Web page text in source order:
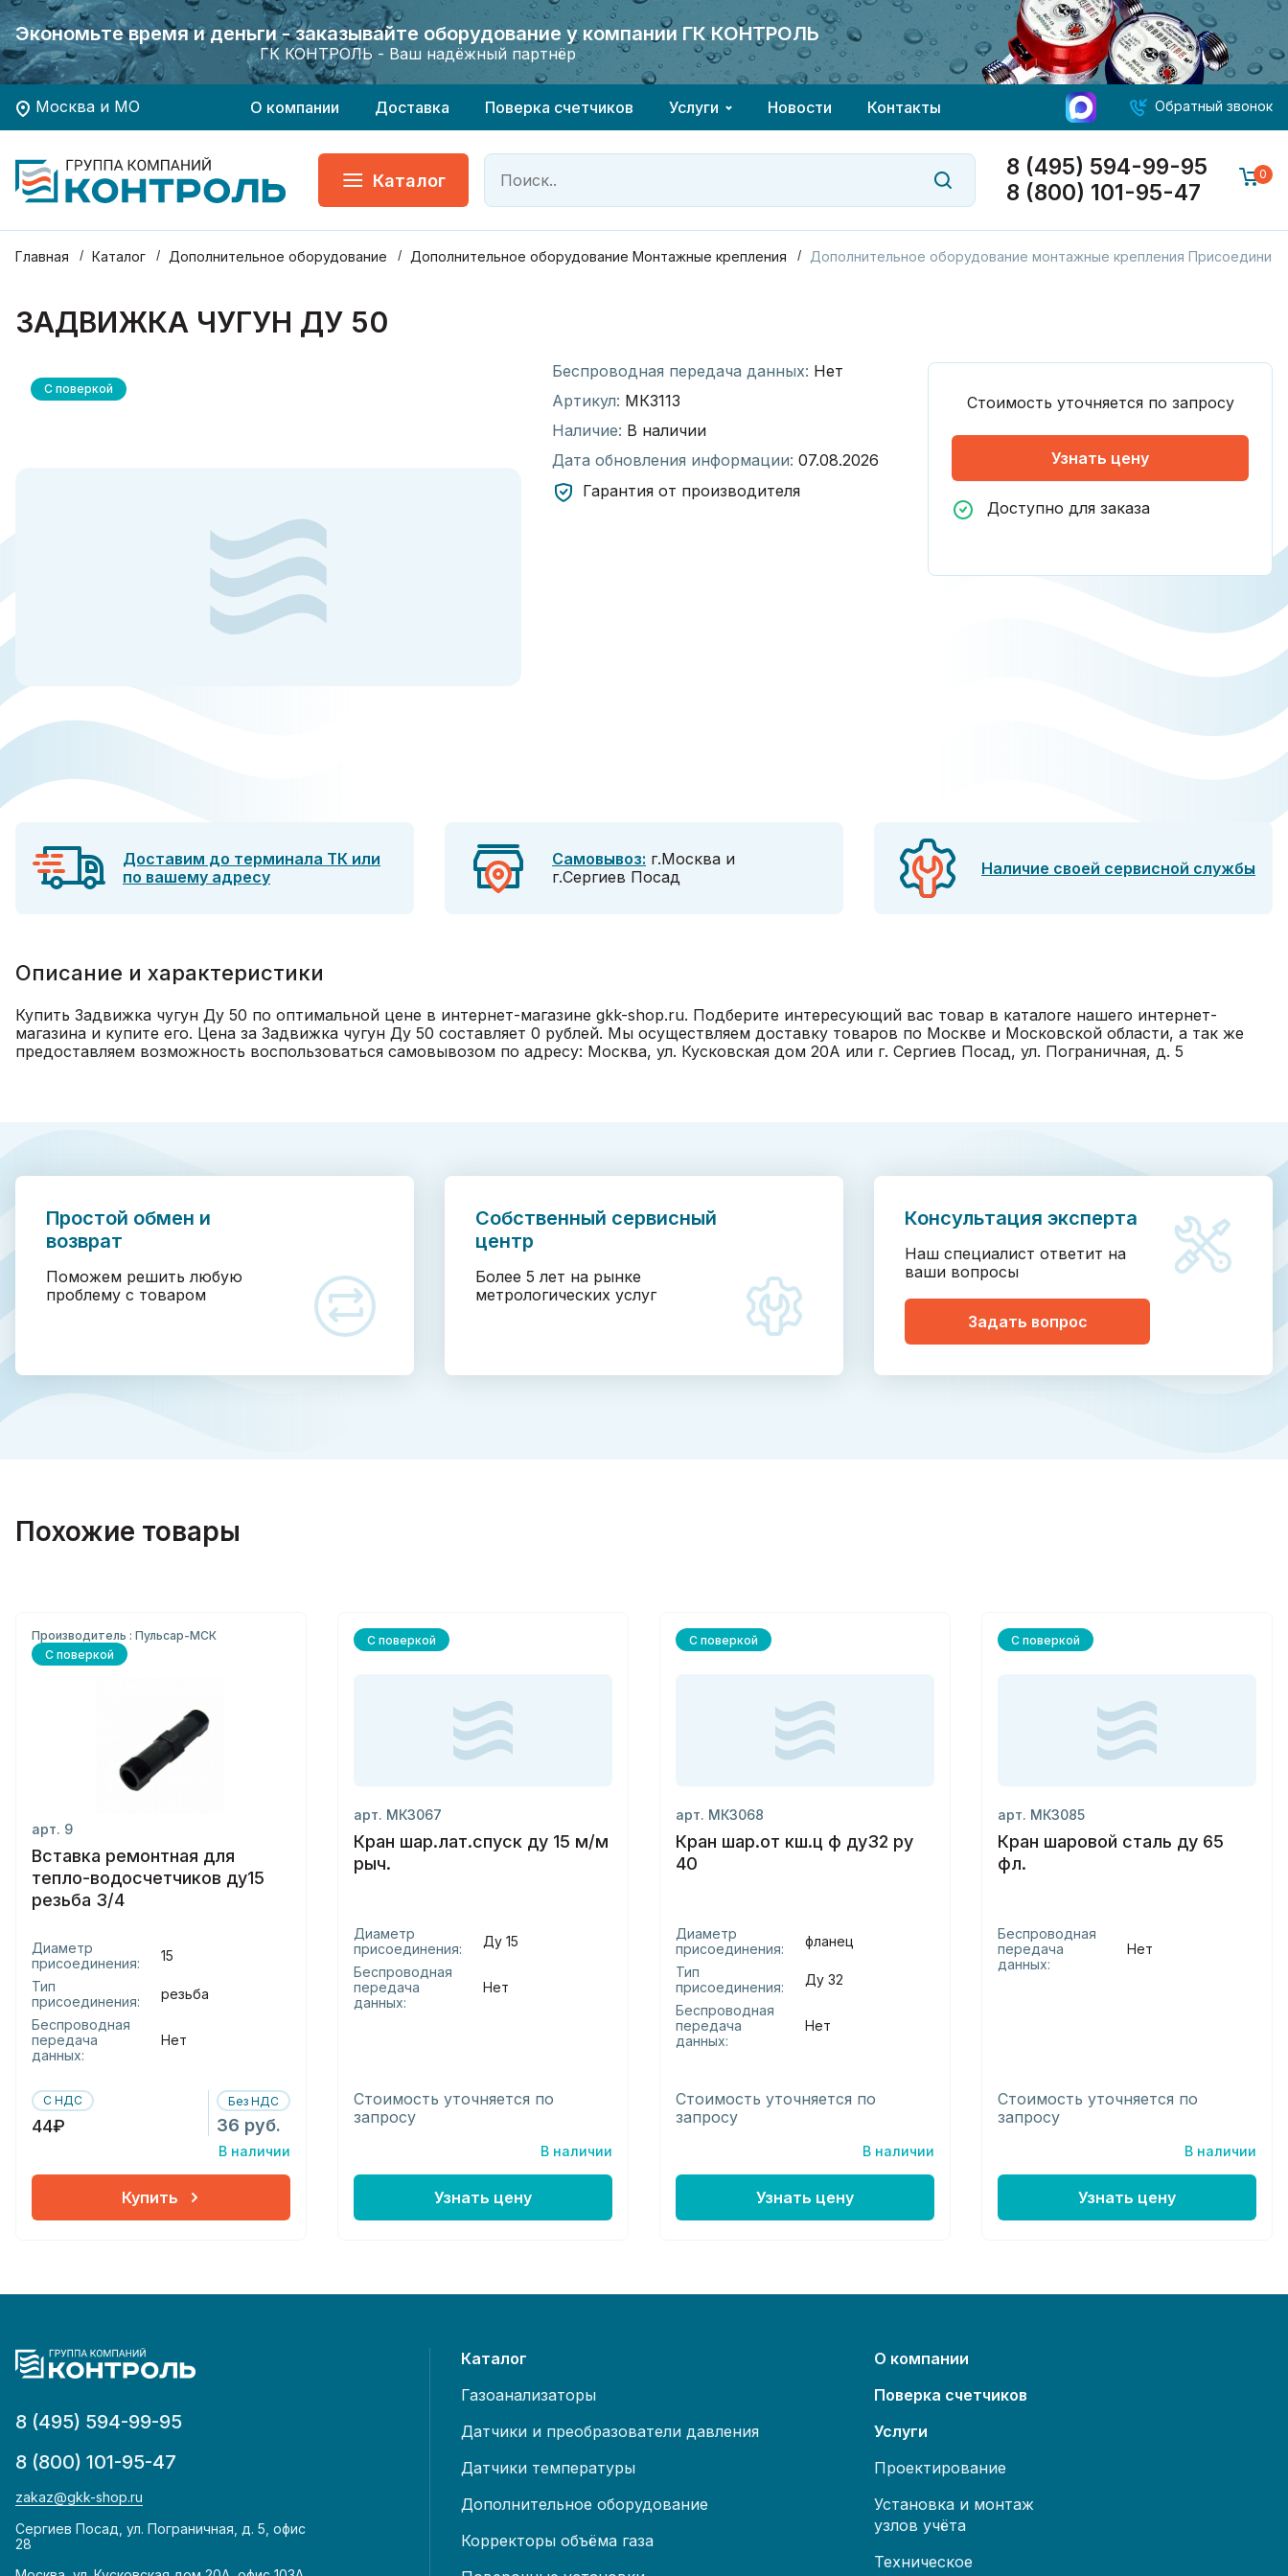
Экономьте время и деньги - заказывайте оборудование у компании ГК КОНТРОЛЬ
ГК КОНТРОЛЬ - Ваш надёжный партнёр
Хотите заказать поверку приборов учета?
Экономьте время и деньги - заказывайте оборудование у компании ГК КОНТРОЛЬ
ГК КОНТРОЛЬ - Ваш надёжный партнёр
Хотите заказать поверку приборов учета?
Москва и МО О компании Доставка Поверка счетчиков Услуги Новости Контакты Обратный звонок
Каталог
8 (495) 594-99-95
8 (800) 101-95-47
0
Главная Каталог Дополнительное оборудование Дополнительное оборудование Монтажные крепления Дополнительное оборудование монтажные крепления
ЗАДВИЖКА ЧУГУН ДУ 50
С поверкой
Беспроводная передача данных: Нет
Артикул: МК3113
Наличие: В наличии
Дата обновления информации: 07.08.2026
Гарантия от производителя
Стоимость уточняется по запросу
Узнать цену
Доступно для заказа
Доставим до терминала ТК или
по вашему адресу
Самовывоз: г.Москва и
г.Сергиев Посад
Наличие своей сервисной службы
Описание и характеристики
Купить Задвижка чугун Ду 50 по оптимальной цене в интернет-магазине gkk-shop.ru. Подберите интересующий вас товар в каталоге нашего интернет-
магазина и купите его. Цена за Задвижка чугун Ду 50 составляет 0 рублей. Мы осуществляем доставку товаров по Москве и Московской области, а так же
предоставляем возможность воспользоваться самовывозом по адресу: Москва, ул. Кусковская дом 20А или г. Сергиев Посад, ул. Пограничная, д. 5
Простой обмен и
возврат
Поможем решить любую
проблему с товаром
Собственный сервисный
центр
Более 5 лет на рынке
метрологических услуг
Консультация эксперта
Наш специалист ответит на
ваши вопросы
Задать вопрос
Похожие товары
Производитель : Пульсар-МСК
С поверкой
арт. 9
Вставка ремонтная для
тепло-водосчетчиков ду15
резьба 3/4
Диаметр
присоединения:
15
Тип
присоединения:
резьба
Беспроводная
передача
данных:
Нет
С НДС
44₽
Без НДС
36 руб.
В наличии
Купить
С поверкой
арт. МК3067
Кран шар.лат.спуск ду 15 м/м
рыч.
Диаметр
присоединения:
Ду 15
Беспроводная
передача
данных:
Нет
Стоимость уточняется по
запросу
В наличии
Узнать цену
С поверкой
арт. МК3068
Кран шар.от кш.ц ф ду32 ру
40
Диаметр
присоединения:
фланец
Тип
присоединения:
Ду 32
Беспроводная
передача
данных:
Нет
Стоимость уточняется по
запросу
В наличии
Узнать цену
С поверкой
арт. МК3085
Кран шаровой сталь ду 65
фл.
Беспроводная
передача
данных:
Нет
Стоимость уточняется по
запросу
В наличии
Узнать цену
8 (495) 594-99-95
8 (800) 101-95-47
zakaz@gkk-shop.ru
Сергиев Посад, ул. Пограничная, д. 5, офис
28
Каталог
Газоанализаторы
Датчики и преобразователи давления
Датчики температуры
Дополнительное оборудование
Корректоры объёма газа
О компании
Поверка счетчиков
Услуги
Проектирование
Установка и монтаж
узлов учёта
Техническое